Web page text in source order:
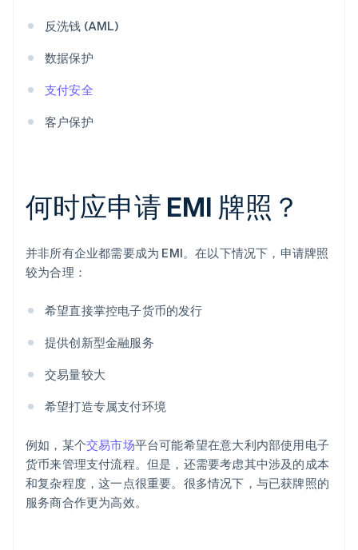
反洗钱 (AML)
数据保护
支付安全
客户保护
何时应申请 EMI 牌照？
并非所有企业都需要成为 EMI。在以下情况下，申请牌照
较为合理：
希望直接掌控电子货币的发行
提供创新型金融服务
交易量较大
希望打造专属支付环境
例如，某个交易市场平台可能希望在意大利内部使用电子
货币来管理支付流程。但是，还需要考虑其中涉及的成本
和复杂程度，这一点很重要。很多情况下，与已获牌照的
服务商合作更为高效。